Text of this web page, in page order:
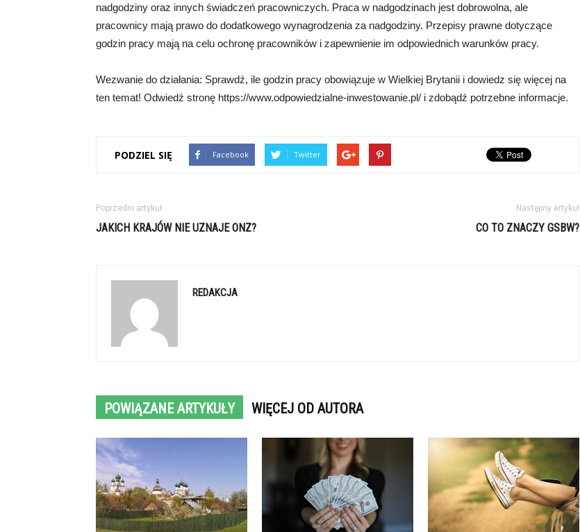
nadgodziny oraz innych świadczeń pracowniczych. Praca w nadgodzinach jest dobrowolna, ale
pracownicy mają prawo do dodatkowego wynagrodzenia za nadgodziny. Przepisy prawne dotyczące
godzin pracy mają na celu ochronę pracowników i zapewnienie im odpowiednich warunków pracy.
Wezwanie do działania: Sprawdź, ile godzin pracy obowiązuje w Wielkiej Brytanii i dowiedz się więcej na
ten temat! Odwiedź stronę https://www.odpowiedzialne-inwestowanie.pl/ i zdobądź potrzebne informacje.
PODZIEL SIĘ Facebook Twitter
Poprzedni artykuł
JAKICH KRAJÓW NIE UZNAJE ONZ?
Następny artykuł
CO TO ZNACZY GSBW?
REDAKCJA
POWIĄZANE ARTYKUŁY WIĘCEJ OD AUTORA